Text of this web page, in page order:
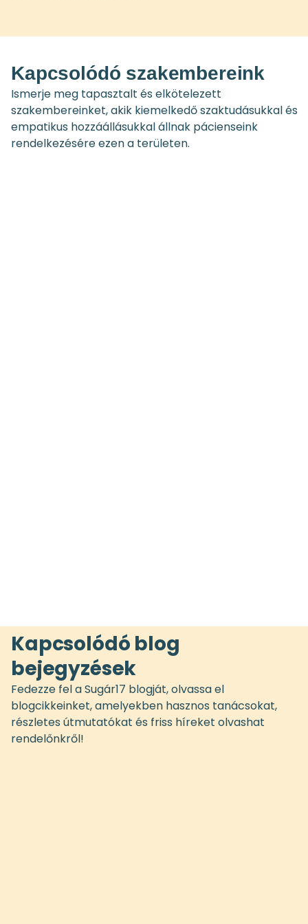
Kapcsolódó szakembereink
Ismerje meg tapasztalt és elkötelezett
szakembereinket, akik kiemelkedő szaktudásukkal és
empatikus hozzáállásukkal állnak pácienseink
rendelkezésére ezen a területen.
Kapcsolódó blog
bejegyzések
Fedezze fel a Sugár17 blogját, olvassa el
blogcikkeinket, amelyekben hasznos tanácsokat,
részletes útmutatókat és friss híreket olvashat
rendelőnkről!